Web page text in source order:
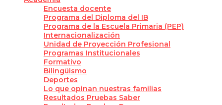
Encuesta docente
Programa del Diploma del IB
Programa de la Escuela Primaria (PEP)
Internacionalización
Unidad de Proyección Profesional
Programas Institucionales
Formativo
Bilingüismo
Deportes
Lo que opinan nuestras familias
Resultados Pruebas Saber